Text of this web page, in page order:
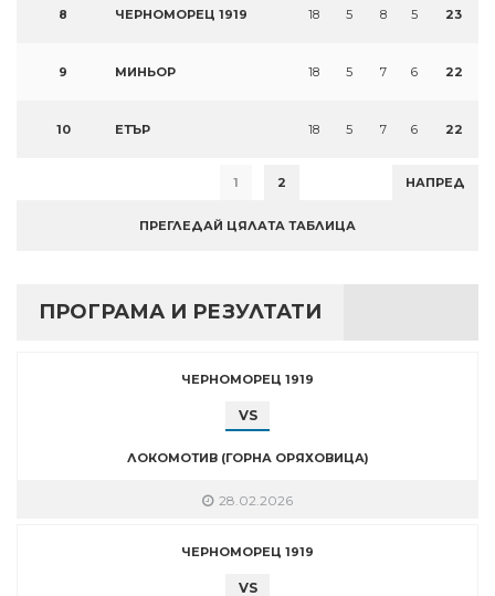
8 ЧЕРНОМОРЕЦ 1919 18 5 8 5 23
9 МИНЬОР 18 5 7 6 22
10 ЕТЪР 18 5 7 6 22
1 2 НАПРЕД
ПРЕГЛЕДАЙ ЦЯЛАТА ТАБЛИЦА
ПРОГРАМА И РЕЗУЛТАТИ
ЧЕРНОМОРЕЦ 1919
VS
ЛОКОМОТИВ (ГОРНА ОРЯХОВИЦА)
28.02.2026
ЧЕРНОМОРЕЦ 1919
VS